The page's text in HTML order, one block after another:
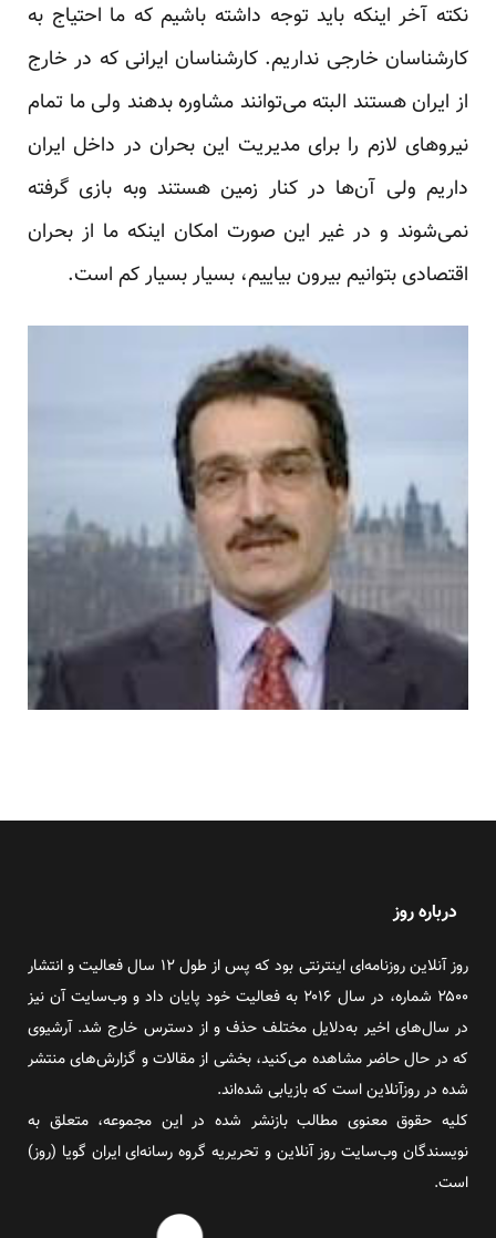
نکته آخر اینکه باید توجه داشته باشیم که ما احتیاج به
کار‌شناسان خارجی نداریم. کار‌شناسان ایرانی که در خارج
از ایران هستند البته می‌توانند مشاوره بدهند ولی ما تمام
نیروهای لازم را برای مدیریت این بحران در داخل ایران
داریم ولی آن‌ها در کنار زمین هستند وبه بازی گرفته
نمی‌شوند و در غیر این صورت امکان اینکه ما از بحران
اقتصادی بتوانیم بیرون بیاییم، بسیار بسیار کم است.
درباره روز
روز آنلاین روزنامه‌ای اینترنتی بود که پس از طول ۱۲ سال فعالیت و انتشار
۲۵۰۰ شماره، در سال ۲۰۱۶ به فعالیت خود پایان داد و وب‌سایت آن نیز
در سال‌های اخیر به‌دلایل مختلف حذف و از دسترس خارج شد. آرشیوی
که در حال حاضر مشاهده می‌کنید، بخشی از مقالات و گزارش‌های منتشر
شده در روزآنلاین است که بازیابی شده‌اند.
کلیه حقوق معنوی مطالب بازنشر شده در این مجموعه، متعلق به
نویسندگان وب‌سایت روز آنلاین و تحریریه گروه رسانه‌ای ایران گویا (روز)
است.